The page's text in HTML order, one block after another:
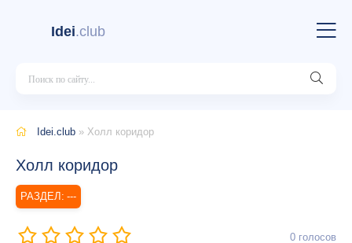
Idei.club
Idei.club » Холл коридор
Холл коридор
---
0 голосов